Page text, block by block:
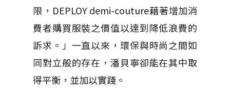
限，DEPLOY demi-couture藉著增加消
費者購買服裝之價值以達到降低浪費的
訴求。」一直以來，環保與時尚之間如
同對立般的存在，潘貝寧卻能在其中取
得平衡，並加以實踐。